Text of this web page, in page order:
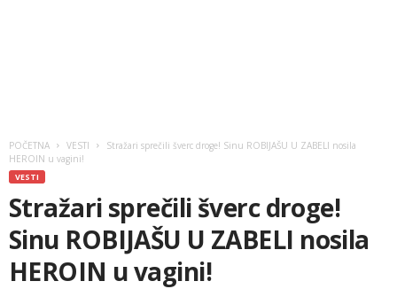
POČETNA VESTI
Stražari sprečili šverc droge! Sinu ROBIJAŠU U ZABELI nosila
HEROIN u vagini!
VESTI
Stražari sprečili šverc droge!
Sinu ROBIJAŠU U ZABELI nosila
HEROIN u vagini!